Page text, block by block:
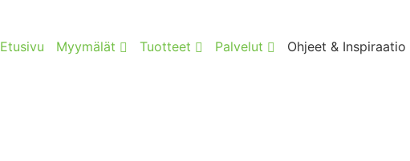
Etusivu Myymälät Tuotteet Palvelut Ohjeet & Inspiraatio